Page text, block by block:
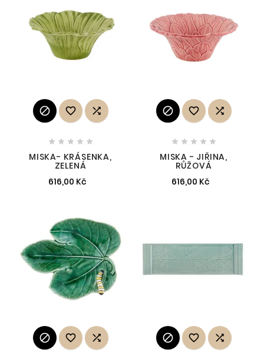
  
    
MISKA- KRÁSENKA,
ZELENÁ
616,00 Kč
  
    
MISKA - JIŘINA,
RŮŽOVÁ
616,00 Kč
     